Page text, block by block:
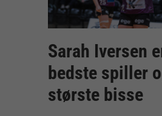
Sarah Iversen
bedste spiller
største bisse